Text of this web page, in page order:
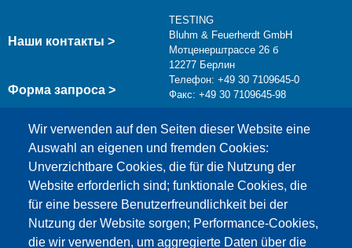
Wir verwenden auf den Seiten dieser Website eine
Auswahl an eigenen und fremden Cookies:
Unverzichtbare Cookies, die für die Nutzung der
Website erforderlich sind; funktionale Cookies, die
für eine bessere Benutzerfreundlichkeit bei der
Nutzung der Website sorgen; Performance-Cookies,
die wir verwenden, um aggregierte Daten über die
Наши контакты >
Форма запроса >
TESTING
Bluhm & Feuerherdt GmbH
Мотценерштрассе 26 б
12277 Берлин
Телефон: +49 30 7109645-0
Факс: +49 30 7109645-98
info@testing.de